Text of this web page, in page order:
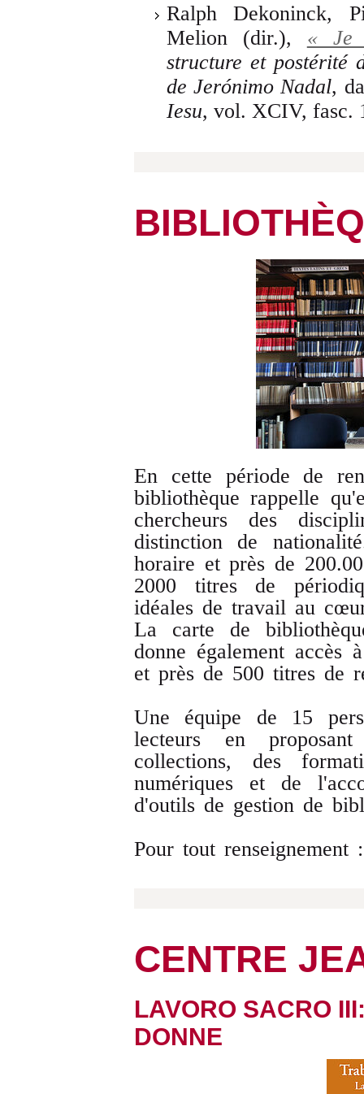
Ralph Dekoninck,
Melion (dir.), « Je
structure et postérité
de Jerónimo Nadal,
Iesu, vol. XCIV, fasc.
En cette période de
bibliothèque rappelle
chercheurs des
distinction de
horaire et près de
2000 titres de
idéales de travail au
La carte de
donne également accès
et près de 500 titres de
Une équipe de 15
lecteurs en
collections, des
numériques et de
d'outils de gestion de
Pour tout renseignement :
CENTRE
LAVORO SACRO
DONNE